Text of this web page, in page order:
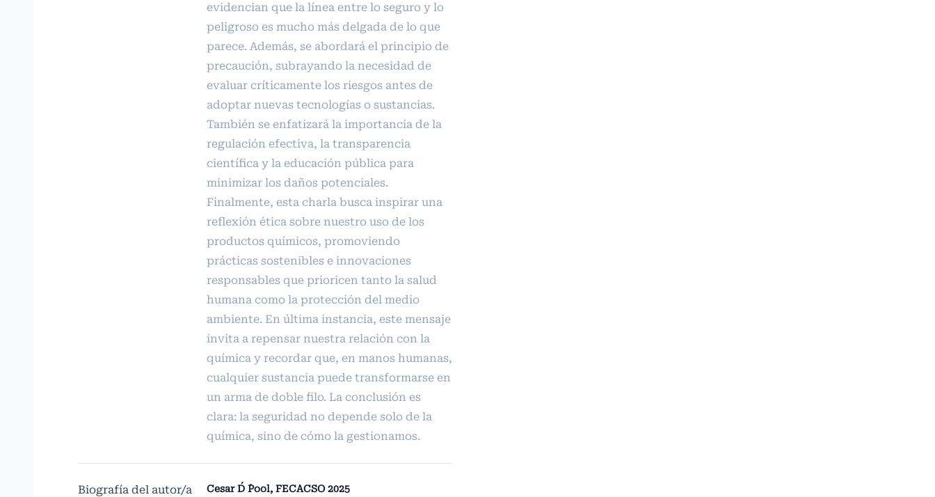
evidencian que la línea entre lo seguro y lo
peligroso es mucho más delgada de lo que
parece. Además, se abordará el principio de
precaución, subrayando la necesidad de
evaluar críticamente los riesgos antes de
adoptar nuevas tecnologías o sustancias.
También se enfatizará la importancia de la
regulación efectiva, la transparencia
científica y la educación pública para
minimizar los daños potenciales.
Finalmente, esta charla busca inspirar una
reflexión ética sobre nuestro uso de los
productos químicos, promoviendo
prácticas sostenibles e innovaciones
responsables que prioricen tanto la salud
humana como la protección del medio
ambiente. En última instancia, este mensaje
invita a repensar nuestra relación con la
química y recordar que, en manos humanas,
cualquier sustancia puede transformarse en
un arma de doble filo. La conclusión es
clara: la seguridad no depende solo de la
química, sino de cómo la gestionamos.
Biografía del autor/a Cesar D´ ´Pool, FECACSO 2025